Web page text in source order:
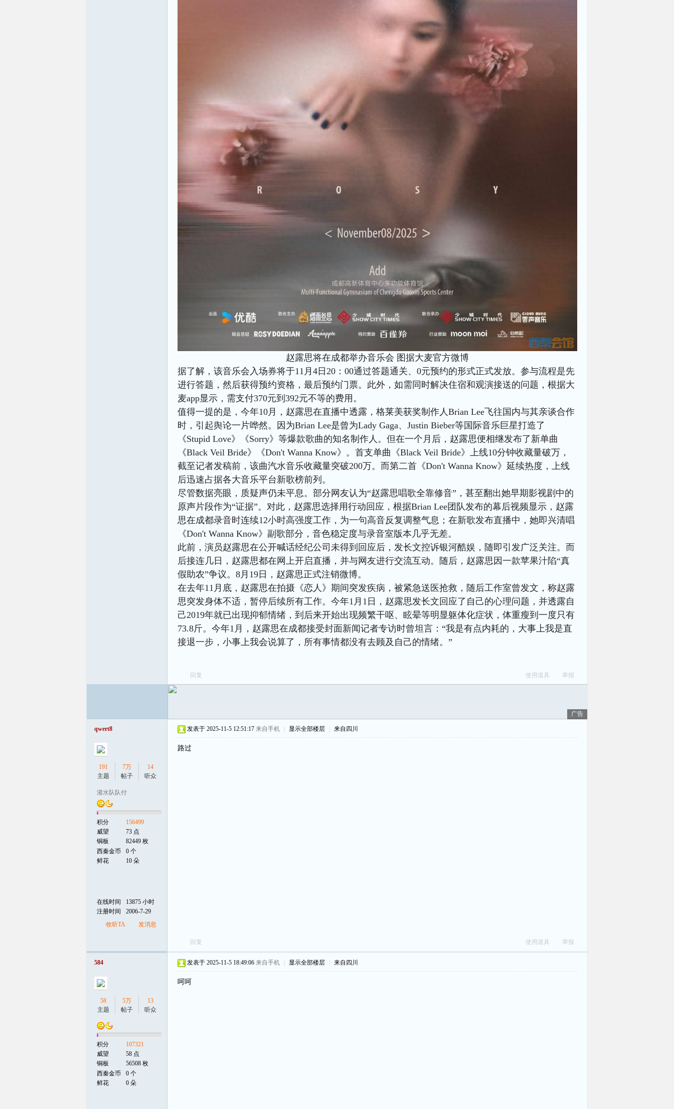
赵露思将在成都举办音乐会 图据大麦官方微博
据了解，该音乐会入场券将于11月4日20：00通过答题通关、0元预约的形式正式发放。参与流程是先
进行答题，然后获得预约资格，最后预约门票。此外，如需同时解决住宿和观演接送的问题，根据大
麦app显示，需支付370元到392元不等的费用。
值得一提的是，今年10月，赵露思在直播中透露，格莱美获奖制作人Brian Lee飞往国内与其亲谈合作
时，引起舆论一片哗然。因为Brian Lee是曾为Lady Gaga、Justin Bieber等国际音乐巨星打造了
《Stupid Love》《Sorry》等爆款歌曲的知名制作人。但在一个月后，赵露思便相继发布了新单曲
《Black Veil Bride》《Don't Wanna Know》。首支单曲《Black Veil Bride》上线10分钟收藏量破万，
截至记者发稿前，该曲汽水音乐收藏量突破200万。而第二首《Don't Wanna Know》延续热度，上线
后迅速占据各大音乐平台新歌榜前列。
尽管数据亮眼，质疑声仍未平息。部分网友认为“赵露思唱歌全靠修音”，甚至翻出她早期影视剧中的
原声片段作为“证据”。对此，赵露思选择用行动回应，根据Brian Lee团队发布的幕后视频显示，赵露
思在成都录音时连续12小时高强度工作，为一句高音反复调整气息；在新歌发布直播中，她即兴清唱
《Don't Wanna Know》副歌部分，音色稳定度与录音室版本几乎无差。
此前，演员赵露思在公开喊话经纪公司未得到回应后，发长文控诉银河酷娱，随即引发广泛关注。而
后接连几日，赵露思都在网上开启直播，并与网友进行交流互动。随后，赵露思因一款苹果汁陷“真
假助农”争议。8月19日，赵露思正式注销微博。
在去年11月底，赵露思在拍摄《恋人》期间突发疾病，被紧急送医抢救，随后工作室曾发文，称赵露
思突发身体不适，暂停后续所有工作。今年1月1日，赵露思发长文回应了自己的心理问题，并透露自
己2019年就已出现抑郁情绪，到后来开始出现频繁干呕、眩晕等明显躯体化症状，体重瘦到一度只有
73.8斤。今年1月，赵露思在成都接受封面新闻记者专访时曾坦言：“我是有点内耗的，大事上我是直
接退一步，小事上我会说算了，所有事情都没有去顾及自己的情绪。”
回复 使用道具 举报
广告
qwert8
191
主题
7万
帖子
14
听众
灌水队队付
积分
156499
威望
73 点
铜板
82449 枚
西秦金币
0 个
鲜花
10 朵
在线时间
13875 小时
注册时间
2006-7-29
收听TA
发消息
发表于 2025-11-5 12:51:17 来自手机 显示全部楼层 来自四川
路过
回复 使用道具 举报
584
58
主题
5万
帖子
13
听众
积分
107321
威望
58 点
铜板
56508 枚
西秦金币
0 个
鲜花
0 朵
发表于 2025-11-5 18:49:06 来自手机 显示全部楼层 来自四川
呵呵